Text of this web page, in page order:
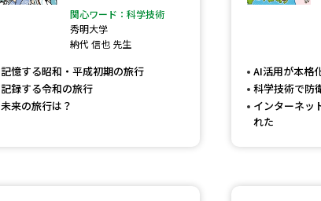
大学入学共通テスト「受
大学入学共通テスト「受験
幼稚園教員資格認定試験
高等学校（情報）教員資
関心ワード：科学技術
秀明大学
納代 信也 先生
記憶する昭和・平成初期の旅行
記録する令和の旅行
未来の旅行は？
AI活用が本格
科学技術で防
インターネッ
れた